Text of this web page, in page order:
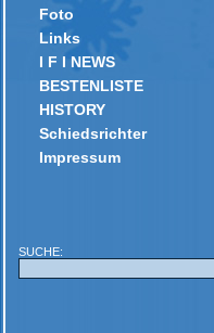
Foto
Links
I F I NEWS
BESTENLISTE
HISTORY
Schiedsrichter
Impressum
SUCHE: